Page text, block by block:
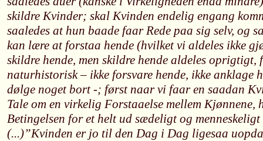
skildre Kvinder; skal Kvinden endelig engang
saaledes at hun baade faar Rede paa sig selv, og
kan lære at forstaa hende (hvilket vi aldeles ikke
skildre hende, men skildre hende aldeles oprigtigt,
naturhistorisk – ikke forsvare hende, ikke anklage
dølge noget bort -; først naar vi faar en saadan
Tale om en virkelig Forstaaelse mellem Kjønnene,
Betingelsen for et helt ud sædeligt og
(...)”Kvinden er jo til den Dag i Dag ligesaa